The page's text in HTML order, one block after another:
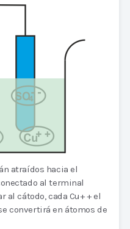
atraídos hacia el
al terminal
al cátodo, cada Cu+ + el
convertirá en átomos de